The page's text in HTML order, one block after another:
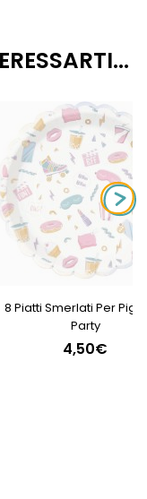
8 Piatti Smerlati Per
Party
4,50€